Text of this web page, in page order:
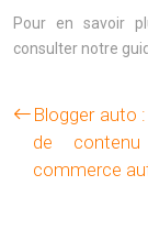
Pour en savoir
consulter notre
Blogger auto
de
commerce